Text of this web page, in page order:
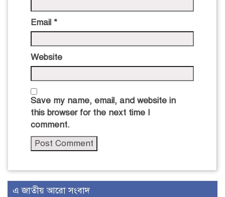
Email *
Website
Save my name, email, and website in
this browser for the next time I
comment.
এ জাতীয় আরো সংবাদ